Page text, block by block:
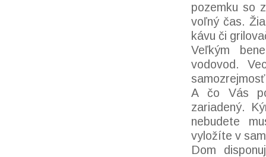
pozemku so
voľný čas.
kávu či
Veľkým
vodovod.
A čo Vás
zariadený.
nebudete
vyložíte v
Dom